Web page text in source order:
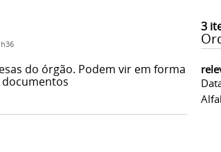
3
do órgão. Podem vir em forma